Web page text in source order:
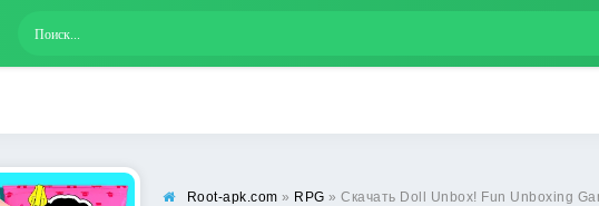
Root-apk.com » RPG » Скачать Doll Unbox! Fun Unboxing Games [МОД: Много монет,